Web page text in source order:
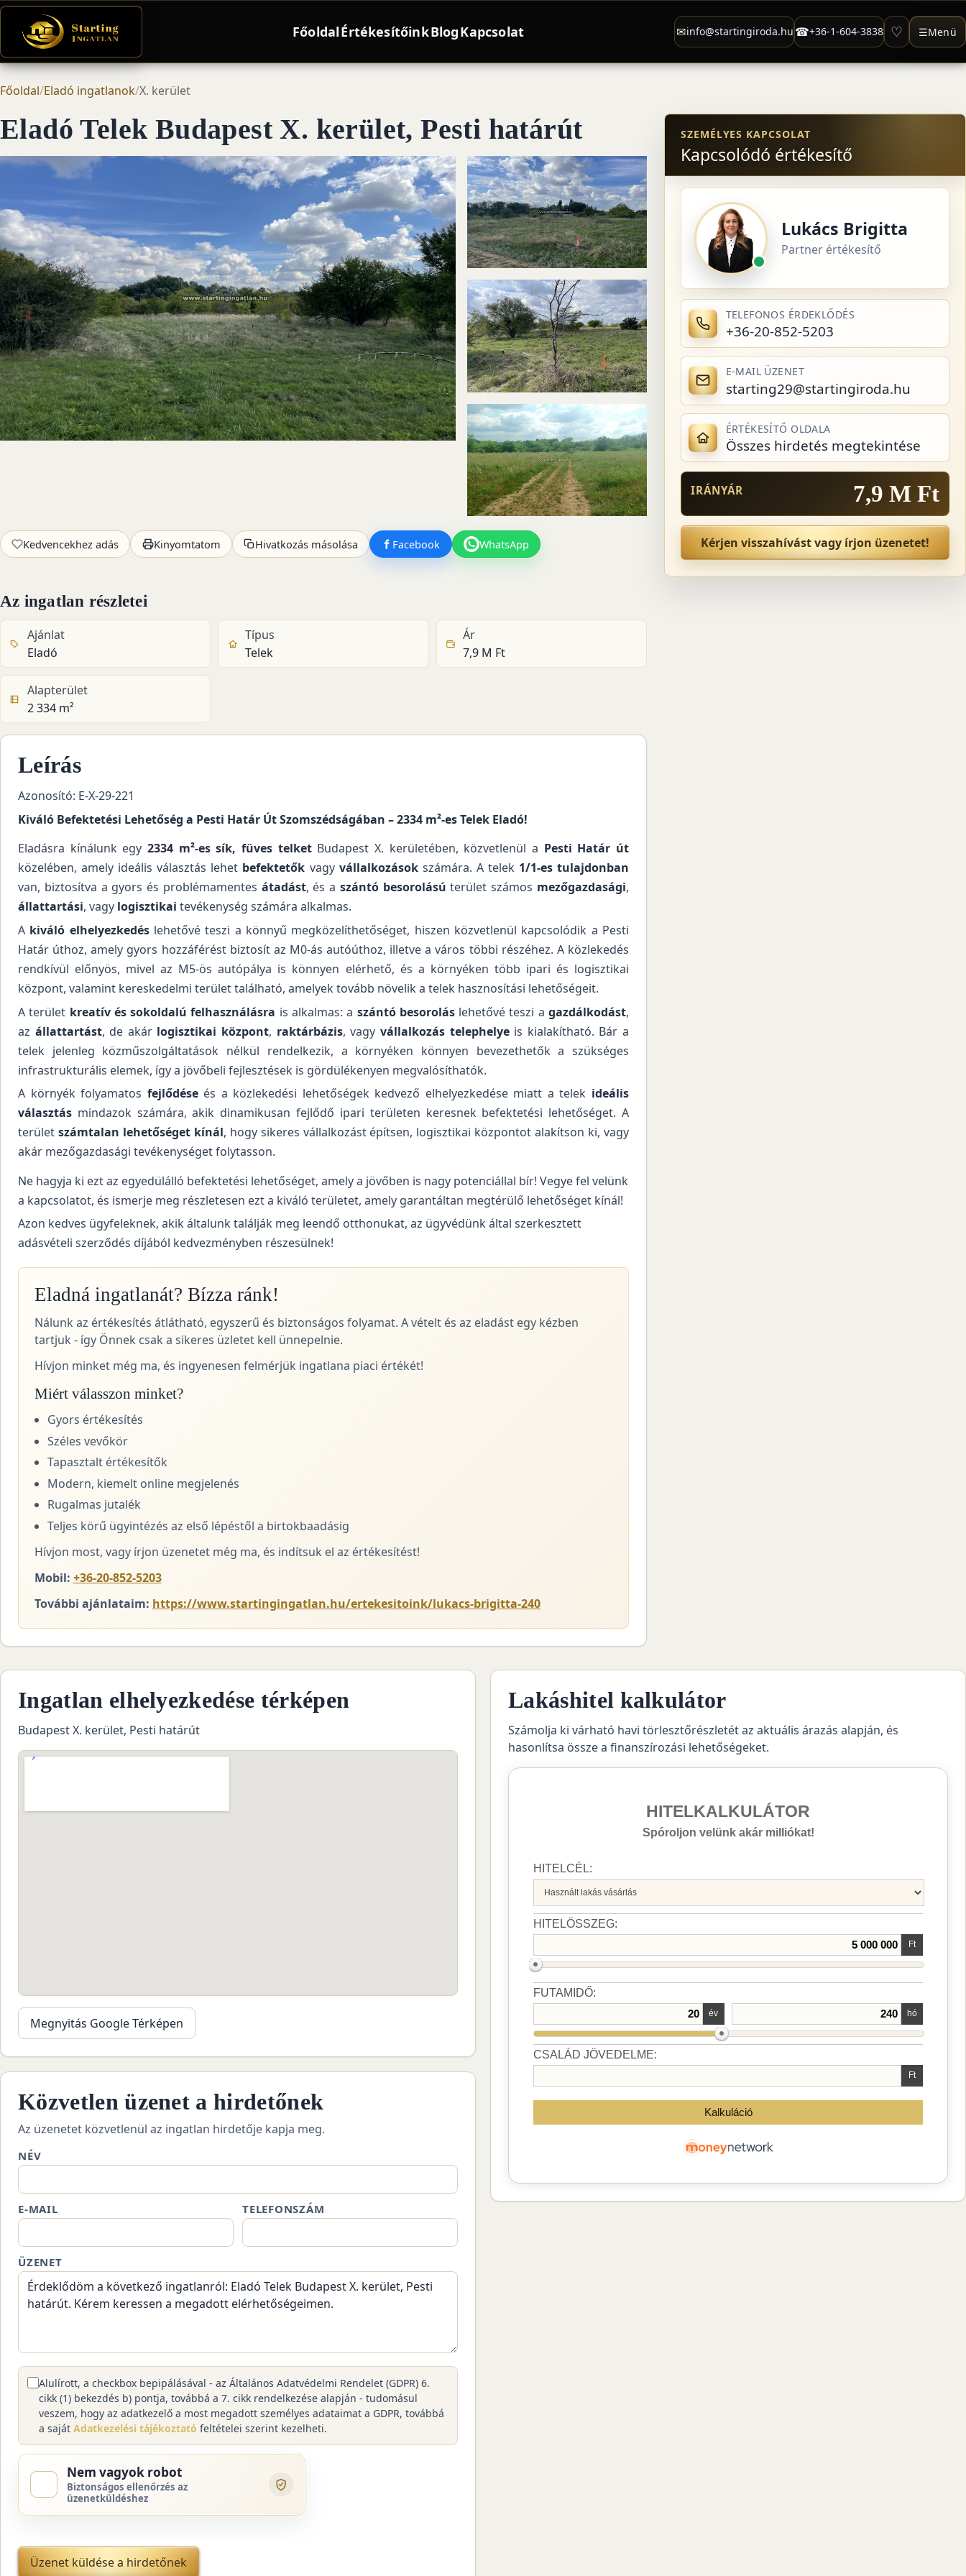
FőoldalÉrtékesítőinkBlogKapcsolat ✉info@startingiroda.hu ☎+36-1-604-3838 ♡ ☰Menü
Főoldal/Eladó ingatlanok/X. kerület
Eladó Telek Budapest X. kerület, Pesti határút
Kedvencekhez adás Kinyomtatom Hivatkozás másolása Facebook WhatsApp
Az ingatlan részletei
Ajánlat
Eladó
Típus
Telek
Ár
7,9 M Ft
Alapterület
2 334 m²
Leírás
Azonosító: E-X-29-221
Kiváló Befektetési Lehetőség a Pesti Határ Út Szomszédságában – 2334 m²-es Telek Eladó!
Eladásra kínálunk egy 2334 m²-es sík, füves telketBudapest X. kerületében, közvetlenül a Pesti Határ út
közelében, amely ideális választás lehet befektetők vagy vállalkozásokszámára. A telek 1/1-es tulajdonban
van, biztosítva a gyors és problémamentes átadást, és a szántó besorolású terület számos mezőgazdasági,
állattartási, vagy logisztikai tevékenység számára alkalmas.
A kiváló elhelyezkedéslehetővé teszi a könnyű megközelíthetőséget, hiszen közvetlenül kapcsolódik a Pesti
Határ úthoz, amely gyors hozzáférést biztosít az M0-ás autóúthoz, illetve a város többi részéhez. A közlekedés
rendkívül előnyös, mivel az M5-ös autópálya is könnyen elérhető, és a környéken több ipari és logisztikai
központ, valamint kereskedelmi terület található, amelyek tovább növelik a telek hasznosítási lehetőségeit.
A terület kreatív és sokoldalú felhasználásra is alkalmas: a szántó besoroláslehetővé teszi agazdálkodást,
az állattartást, de akár logisztikai központ, raktárbázis, vagy vállalkozás telephelyeis kialakítható. Bár a
telek jelenleg közműszolgáltatások nélkül rendelkezik, a környéken könnyen bevezethetők a szükséges
infrastrukturális elemek, így a jövőbeli fejlesztések is gördülékenyen megvalósíthatók.
A környék folyamatos fejlődéseés a közlekedési lehetőségek kedvező elhelyezkedése miatt a telek ideális
választás mindazok számára, akik dinamikusan fejlődő ipari területen keresnek befektetési lehetőséget. A
terület számtalan lehetőséget kínál, hogy sikeres vállalkozást építsen, logisztikai központot alakítson ki, vagy
akár mezőgazdasági tevékenységet folytasson.
Ne hagyja ki ezt az egyedülálló befektetési lehetőséget, amely a jövőben is nagy potenciállal bír! Vegye fel velünk
a kapcsolatot, és ismerje meg részletesen ezt a kiváló területet, amely garantáltan megtérülő lehetőséget kínál!
Azon kedves ügyfeleknek, akik általunk találják meg leendő otthonukat, az ügyvédünk által szerkesztett
adásvételi szerződés díjából kedvezményben részesülnek!
Eladná ingatlanát? Bízza ránk!
Nálunk az értékesítés átlátható, egyszerű és biztonságos folyamat. A vételt és az eladást egy kézben
tartjuk - így Önnek csak a sikeres üzletet kell ünnepelnie.
Hívjon minket még ma, és ingyenesen felmérjük ingatlana piaci értékét!
Miért válasszon minket?
Gyors értékesítés
Széles vevőkör
Tapasztalt értékesítők
Modern, kiemelt online megjelenés
Rugalmas jutalék
Teljes körű ügyintézés az első lépéstől a birtokbaadásig
Hívjon most, vagy írjon üzenetet még ma, és indítsuk el az értékesítést!
Mobil: +36-20-852-5203
További ajánlataim: https://www.startingingatlan.hu/ertekesitoink/lukacs-brigitta-240
SZEMÉLYES KAPCSOLAT
Kapcsolódó értékesítő
Lukács Brigitta
Partner értékesítő
TELEFONOS ÉRDEKLŐDÉS
+36-20-852-5203
E-MAIL ÜZENET
starting29@startingiroda.hu
ÉRTÉKESÍTŐ OLDALA
Összes hirdetés megtekintése
IRÁNYÁR 7,9 M Ft
Kérjen visszahívást vagy írjon üzenetet!
Ingatlan elhelyezkedése térképen
Budapest X. kerület, Pesti határút
Megnyitás Google Térképen
Közvetlen üzenet a hirdetőnek
Az üzenetet közvetlenül az ingatlan hirdetője kapja meg.
NÉV
E-MAIL TELEFONSZÁM
ÜZENET
Alulírott, a checkbox bepipálásával - az Általános Adatvédelmi Rendelet (GDPR) 6.
cikk (1) bekezdés b) pontja, továbbá a 7. cikk rendelkezése alapján - tudomásul
veszem, hogy az adatkezelő a most megadott személyes adataimat a GDPR, továbbá
a saját Adatkezelési tájékoztató feltételei szerint kezelheti.
Nem vagyok robot
Biztonságos ellenőrzés az
üzenetküldéshez
Üzenet küldése a hirdetőnek
Lakáshitel kalkulátor
Számolja ki várható havi törlesztőrészletét az aktuális árazás alapján, és
hasonlítsa össze a finanszírozási lehetőségeket.